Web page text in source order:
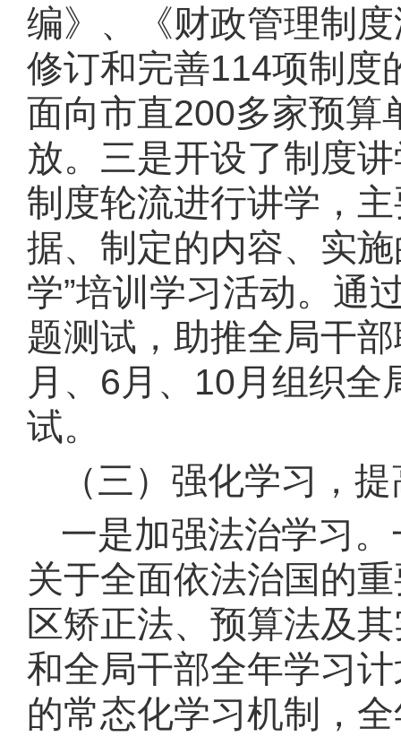
编》、《财政管理制
修订和完善114项制度
面向市直200多家预算
放。三是开设了制度
制度轮流进行讲学，
据、制定的内容、实
学”培训学习活动。通
题测试，助推全局干
月 、 6月、10月 组织全
试。
（三） 强化学习，
一是加强法治学习。
关于全面依法治国的
区矫正法、预算法及
和全局干部全年学习
的常态化学习机制，